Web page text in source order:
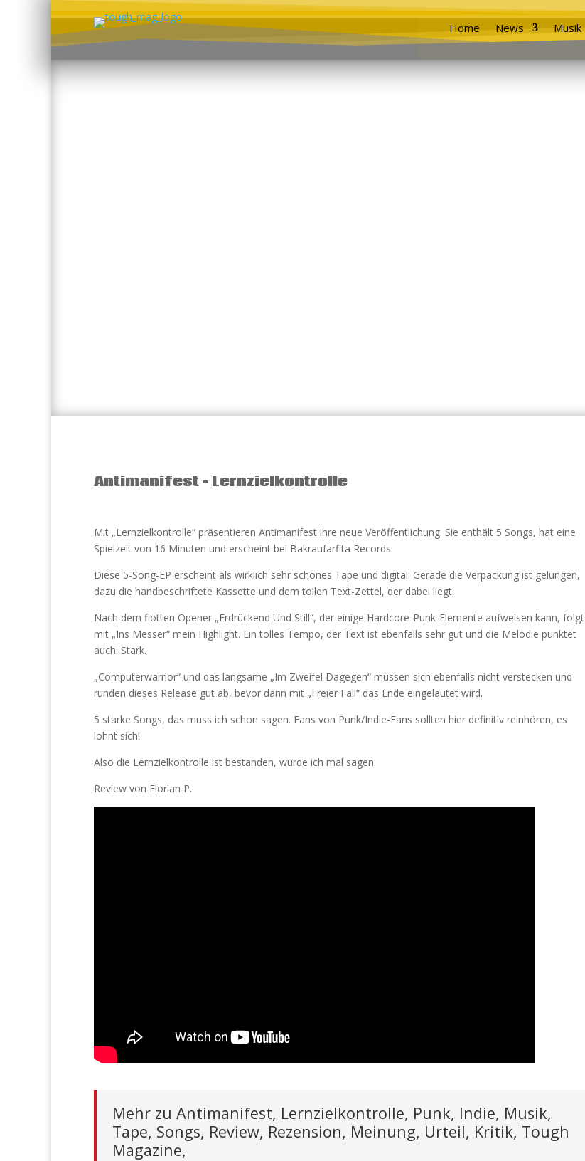
Home News Musik
Antimanifest – Lernzielkontrolle
Mit „Lernzielkontrolle“ präsentieren Antimanifest ihre neue Veröffentlichung. Sie enthält 5 Songs, hat eine
Spielzeit von 16 Minuten und erscheint bei Bakraufarfita Records.
Diese 5-Song-EP erscheint als wirklich sehr schönes Tape und digital. Gerade die Verpackung ist gelungen,
dazu die handbeschriftete Kassette und dem tollen Text-Zettel, der dabei liegt.
Nach dem flotten Opener „Erdrückend Und Still“, der einige Hardcore-Punk-Elemente aufweisen kann, folgt
mit „Ins Messer“ mein Highlight. Ein tolles Tempo, der Text ist ebenfalls sehr gut und die Melodie punktet
auch. Stark.
„Computerwarrior“ und das langsame „Im Zweifel Dagegen“ müssen sich ebenfalls nicht verstecken und
runden dieses Release gut ab, bevor dann mit „Freier Fall“ das Ende eingeläutet wird.
5 starke Songs, das muss ich schon sagen. Fans von Punk/Indie-Fans sollten hier definitiv reinhören, es
lohnt sich!
Also die Lernzielkontrolle ist bestanden, würde ich mal sagen.
Review von Florian P.
Mehr zu Antimanifest, Lernzielkontrolle, Punk, Indie, Musik,
Tape, Songs, Review, Rezension, Meinung, Urteil, Kritik, Tough
Magazine,